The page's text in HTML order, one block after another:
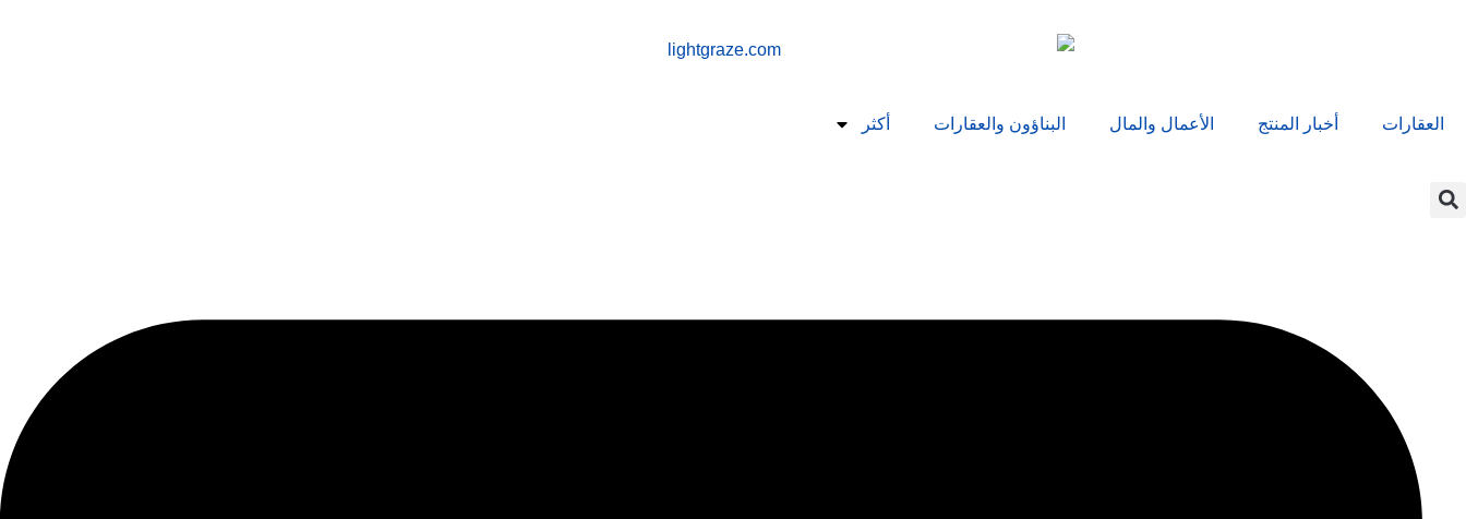
العقارات أخبار المنتج الأعمال والمال البناؤون والعقارات أكثر